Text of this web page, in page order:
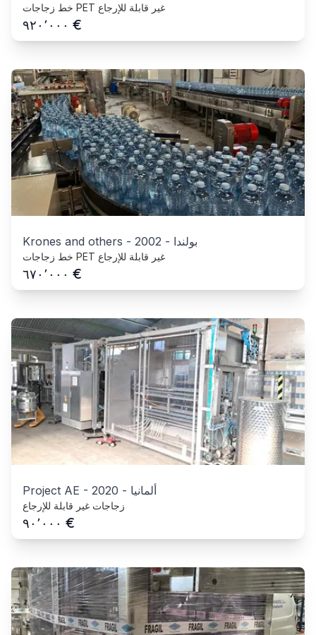
خط زجاجات PET غير قابلة للإرجاع
٩٢٠٬٠٠٠ €
Krones and others - 2002 - بولندا
خط زجاجات PET غير قابلة للإرجاع
٦٧٠٬٠٠٠ €
Project AE - 2020 - ألمانيا
زجاجات غير قابلة للإرجاع
٩٠٬٠٠٠ €